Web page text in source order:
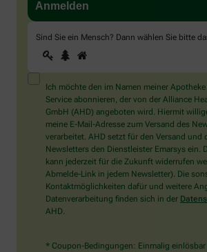
Sind Sie ein Mensch? Dann wählen Sie bitte
Sind
Sie
ein
Mensch?
Dann
wählen
Sie
bitte
das
Haus.
1 2
Ich möchte den im Namen meiner
Service abonnieren, der von der Alliance
GmbH (AHD) angeboten wird. Hiermit
meine E-Mail-Adresse zum Versand des
verarbeitet. AHD setzt für den Versand und
Newsletters den Dienstleister Emarsys ein.
kann jederzeit für die Zukunft widerrufen
Abmelde-Link in jedem Newsletter). Die
Kontaktmöglichkeiten dafür und weitere
Datenverarbeitung finden sich in der
AHD.
* Coupon-Bedingungen: Einmalig